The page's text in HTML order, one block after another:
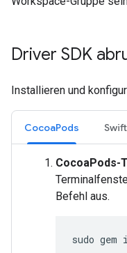
Driver SDK
Installieren und
CocoaPods
CocoaPods-
Befehl aus.
sudo gem